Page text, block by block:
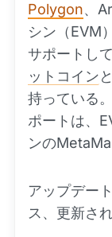
Polygon、
シン（EVM
サポートし
ットコイン
持っている
ポートは、
ンの
アップデー
ス、更新さ